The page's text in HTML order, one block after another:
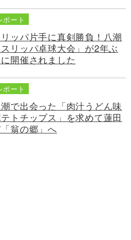
ポート
リッパ片手に真剣勝負！八潮
スリッパ卓球大会」が2年ぶ
に開催されました
ポート
で出会った「肉汁うどん味
トチップス」を求めて蓮田
翁の郷」へ